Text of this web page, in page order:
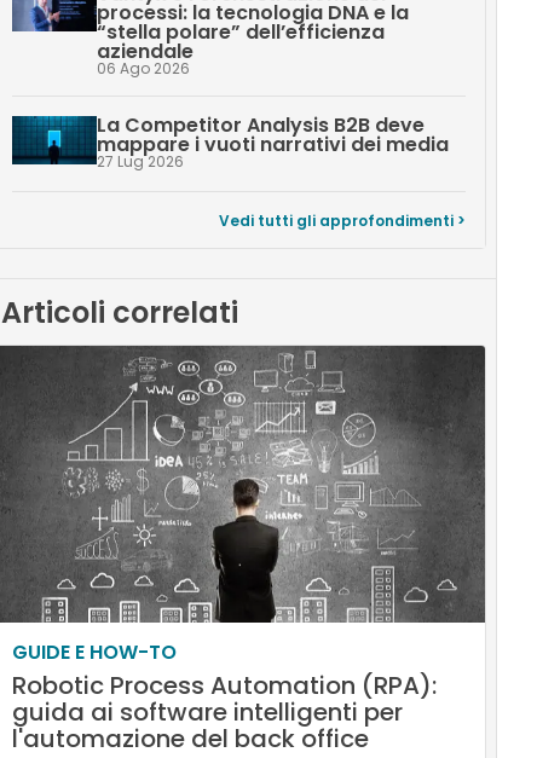
processi: la tecnologia DNA e la
“stella polare” dell’efficienza
aziendale
06 Ago 2026
La Competitor Analysis B2B deve
mappare i vuoti narrativi dei media
27 Lug 2026
Vedi tutti gli approfondimenti >
Articoli correlati
GUIDE E HOW-TO
Robotic Process Automation (RPA):
guida ai software intelligenti per
l'automazione del back office